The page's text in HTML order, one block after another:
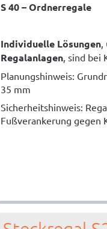
S 40 – Ordnerregale
Individuelle Lösungen,
Regalanlagen, sind bei
Planungshinweis:
35 mm
Sicherheitshinweis:
Fußverankerung gegen